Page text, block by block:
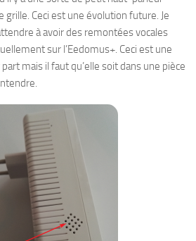
Ceci est une évolution future. Je
à avoir des remontées vocales
sur l’Eedomus+. Ceci est une
mais il faut qu’elle soit dans une pièce